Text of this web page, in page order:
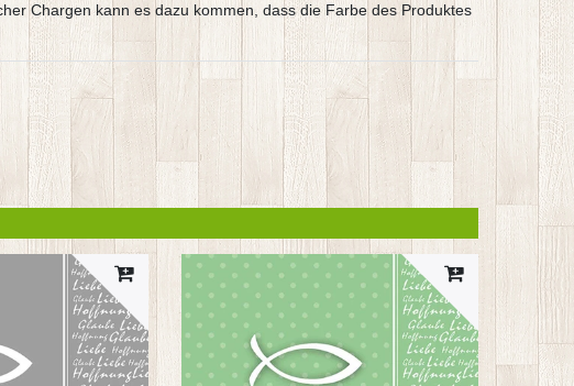
Chargen kann es dazu kommen, dass die Farbe des Produktes